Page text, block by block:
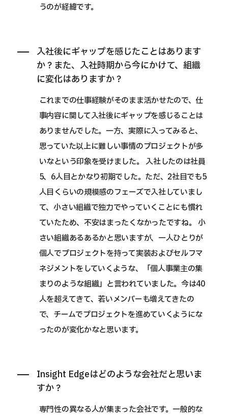
うのが経緯です。
入社後にギャップを感じたことはあります
か？また、入社時期から今にかけて、組織
に変化はありますか？
これまでの仕事経験がそのまま活かせたので、仕
事内容に関して入社後にギャップを感じることは
ありませんでした。一方、実際に入ってみると、
思っていた以上に難しい事情のプロジェクトが多
いなという印象を受けました。 入社したのは社員
5、6人目とかなり初期でした。ただ、2社目でも5
人目くらいの規模感のフェーズで入社していまし
て、小さい組織で独力でやっていくことにも慣れ
ていたため、不安はまったくなかったですね。 小
さい組織あるあるかと思いますが、一人ひとりが
個人でプロジェクトを持って実装およびセルフマ
ネジメントをしていくような、「個人事業主の集
まりのような組織」と言われていました。今は40
人を超えてきて、若いメンバーも増えてきたの
で、チームでプロジェクトを進めていくようにな
ったのが変化かなと思います。
Insight Edgeはどのような会社だと思いま
すか？
専門性の異なる人が集まった会社です。一般的な